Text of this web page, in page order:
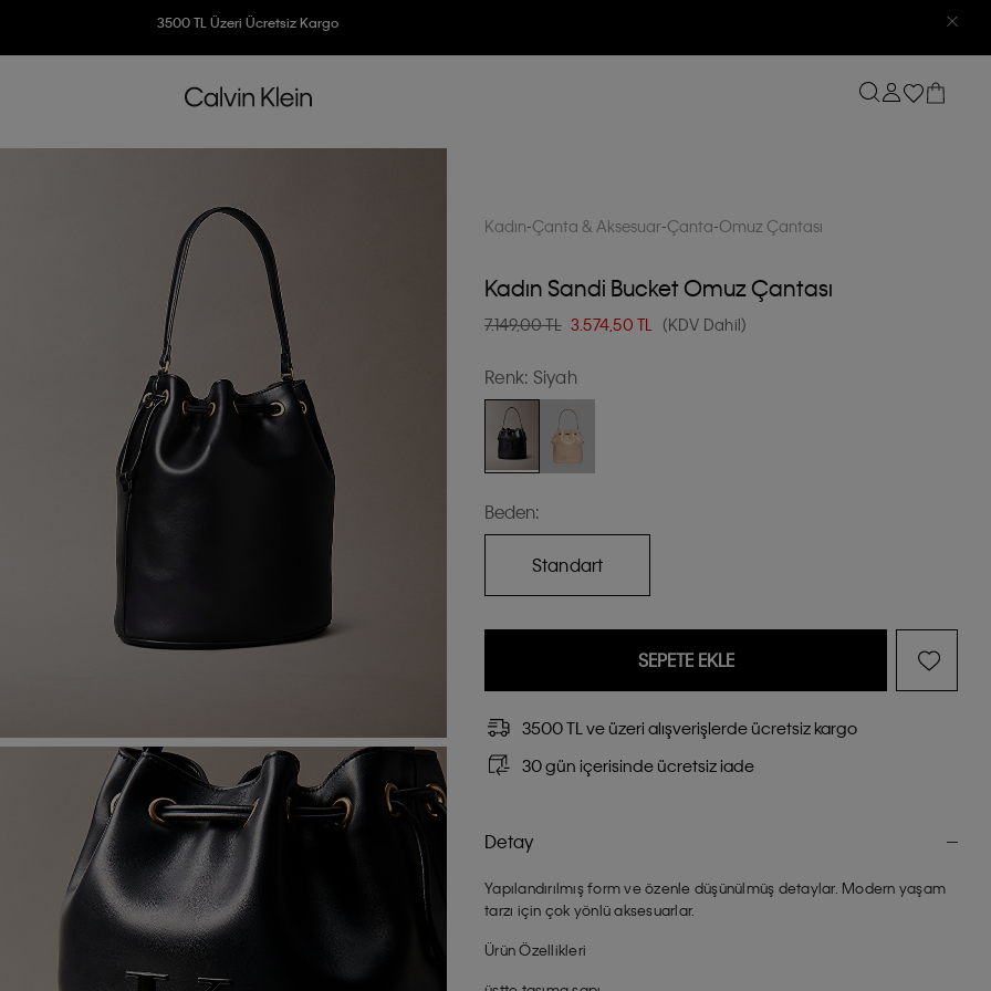
3500 TL Üzeri Ücretsiz Kargo
Kadın Çanta & Aksesuar Çanta Omuz Çantası
Kadın Sandi Bucket Omuz Çantası
7.149,00 TL 3.574,50 TL (KDV Dahil)
Renk: Siyah
Beden:
Standart
SEPETE EKLE
3500 TL ve üzeri alışverişlerde ücretsiz kargo
30 gün içerisinde ücretsiz iade
Detay
Yapılandırılmış form ve özenle düşünülmüş detaylar. Modern yaşam
tarzı için çok yönlü aksesuarlar.
Ürün Özellikleri